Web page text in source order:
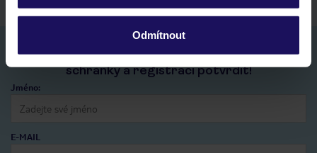
Odmítnout
Nezapomeňte se podívat do vaší e-mailové
schránky a registraci potvrdit!
Jméno:
E-MAIL